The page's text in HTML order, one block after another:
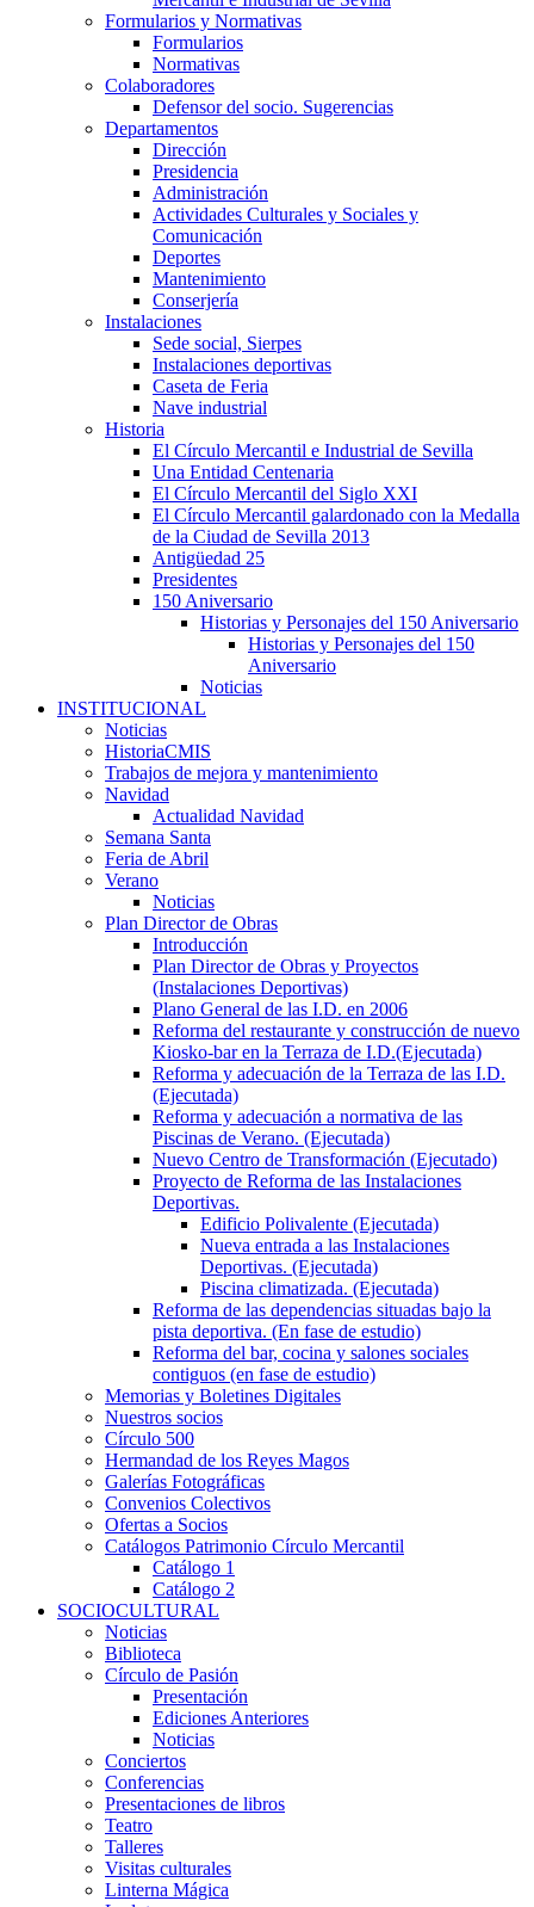
Formularios y Normativas
Formularios
Normativas
Colaboradores
Defensor del socio. Sugerencias
Departamentos
Dirección
Presidencia
Administración
Actividades Culturales y Sociales y
Comunicación
Deportes
Mantenimiento
Conserjería
Instalaciones
Sede social, Sierpes
Instalaciones deportivas
Caseta de Feria
Nave industrial
Historia
El Círculo Mercantil e Industrial de Sevilla
Una Entidad Centenaria
El Círculo Mercantil del Siglo XXI
El Círculo Mercantil galardonado con la Medalla
de la Ciudad de Sevilla 2013
Antigüedad 25
Presidentes
150 Aniversario
Historias y Personajes del 150 Aniversario
Historias y Personajes del 150
Aniversario
Noticias
INSTITUCIONAL
Noticias
HistoriaCMIS
Trabajos de mejora y mantenimiento
Navidad
Actualidad Navidad
Semana Santa
Feria de Abril
Verano
Noticias
Plan Director de Obras
Introducción
Plan Director de Obras y Proyectos
(Instalaciones Deportivas)
Plano General de las I.D. en 2006
Reforma del restaurante y construcción de nuevo
Kiosko-bar en la Terraza de I.D.(Ejecutada)
Reforma y adecuación de la Terraza de las I.D.
(Ejecutada)
Reforma y adecuación a normativa de las
Piscinas de Verano. (Ejecutada)
Nuevo Centro de Transformación (Ejecutado)
Proyecto de Reforma de las Instalaciones
Deportivas.
Edificio Polivalente (Ejecutada)
Nueva entrada a las Instalaciones
Deportivas. (Ejecutada)
Piscina climatizada. (Ejecutada)
Reforma de las dependencias situadas bajo la
pista deportiva. (En fase de estudio)
Reforma del bar, cocina y salones sociales
contiguos (en fase de estudio)
Memorias y Boletines Digitales
Nuestros socios
Círculo 500
Hermandad de los Reyes Magos
Galerías Fotográficas
Convenios Colectivos
Ofertas a Socios
Catálogos Patrimonio Círculo Mercantil
Catálogo 1
Catálogo 2
SOCIOCULTURAL
Noticias
Biblioteca
Círculo de Pasión
Presentación
Ediciones Anteriores
Noticias
Conciertos
Conferencias
Presentaciones de libros
Teatro
Talleres
Visitas culturales
Linterna Mágica